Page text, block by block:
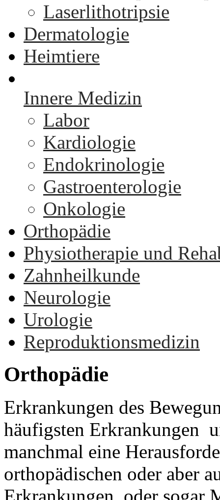
Laserlithotripsie
Dermatologie
Heimtiere
Innere Medizin
Labor
Kardiologie
Endokrinologie
Gastroenterologie
Onkologie
Orthopädie
Physiotherapie und
Zahnheilkunde
Neurologie
Urologie
Reproduktionsmedizin
Orthopädie
Erkrankungen des
häufigsten Erkrankungen
manchmal eine
orthopädischen oder aber